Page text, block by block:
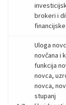
brokeri i
Uloga
novčana i
funkcija
novca,
novca,
stupanj